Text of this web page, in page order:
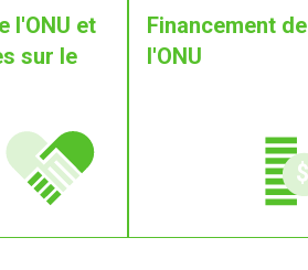
l'ONU et
sur le
Financement de
l'ONU